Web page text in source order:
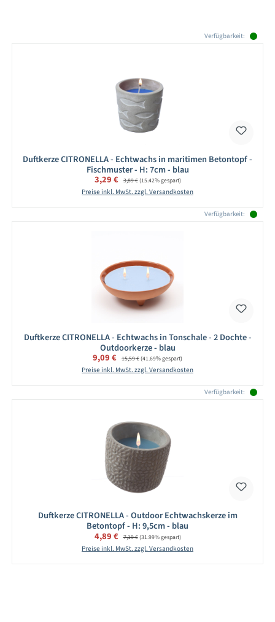
Verfügbarkeit:
Duftkerze CITRONELLA - Echtwachs in maritimen Betontopf -
Fischmuster - H: 7cm - blau
Verkaufspreis:
3,29 € Regulärer Preis:
3,89 €(15.42% gespart)
Preise inkl. MwSt. zzgl. Versandkosten
Verfügbarkeit:
Duftkerze CITRONELLA - Echtwachs in Tonschale - 2 Dochte -
Outdoorkerze - blau
Verkaufspreis:
9,09 € Regulärer Preis:
15,59 €(41.69% gespart)
Preise inkl. MwSt. zzgl. Versandkosten
Verfügbarkeit:
Duftkerze CITRONELLA - Outdoor Echtwachskerze im
Betontopf - H: 9,5cm - blau
Verkaufspreis:
4,89 € Regulärer Preis:
7,19 €(31.99% gespart)
Preise inkl. MwSt. zzgl. Versandkosten